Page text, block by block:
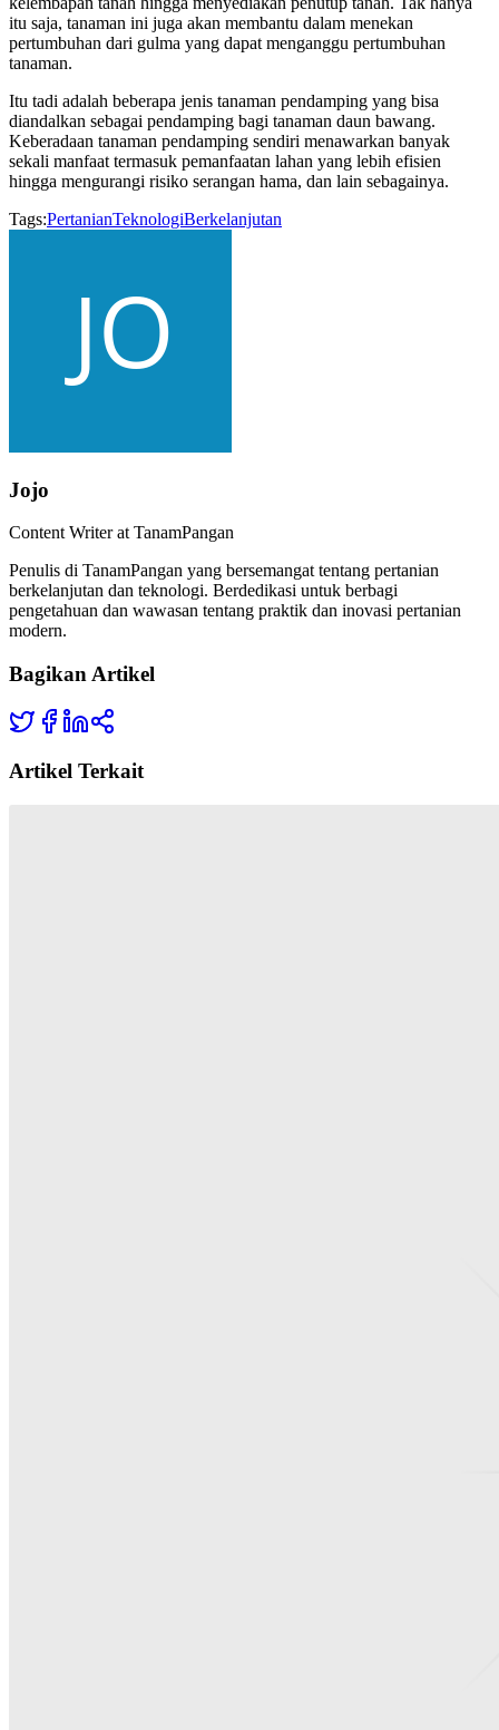
itu saja, tanaman ini juga akan membantu dalam menekan
pertumbuhan dari gulma yang dapat menganggu pertumbuhan
tanaman.
Itu tadi adalah beberapa jenis tanaman pendamping yang bisa
diandalkan sebagai pendamping bagi tanaman daun bawang.
Keberadaan tanaman pendamping sendiri menawarkan banyak
sekali manfaat termasuk pemanfaatan lahan yang lebih efisien
hingga mengurangi risiko serangan hama, dan lain sebagainya.
Tags:PertanianTeknologiBerkelanjutan
Jojo
Content Writer at TanamPangan
Penulis di TanamPangan yang bersemangat tentang pertanian
berkelanjutan dan teknologi. Berdedikasi untuk berbagi
pengetahuan dan wawasan tentang praktik dan inovasi pertanian
modern.
Bagikan Artikel
Artikel Terkait